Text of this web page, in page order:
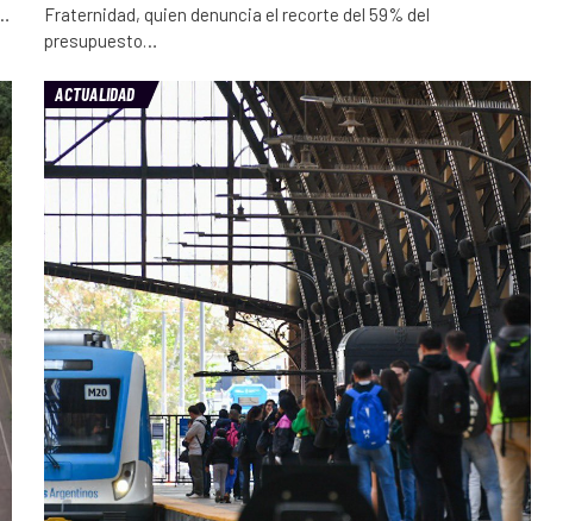
Fraternidad, quien denuncia el recorte del 59% del
presupuesto…
ACTUALIDAD